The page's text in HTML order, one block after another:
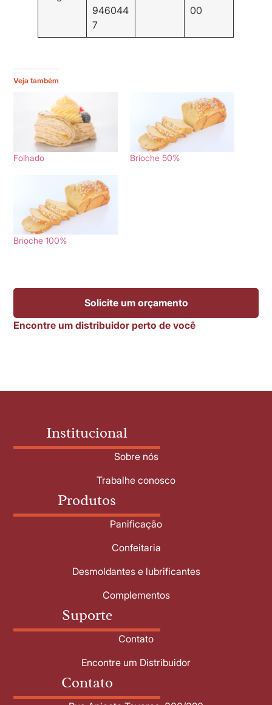
946044
7
00
Veja também
Folhado Brioche 50%
Brioche 100%
Solicite um orçamento
Encontre um distribuidor perto de você
Institucional
Sobre nós
Trabalhe conosco
Produtos
Panificação
Confeitaria
Desmoldantes e lubrificantes
Complementos
Suporte
Contato
Encontre um Distribuidor
Contato